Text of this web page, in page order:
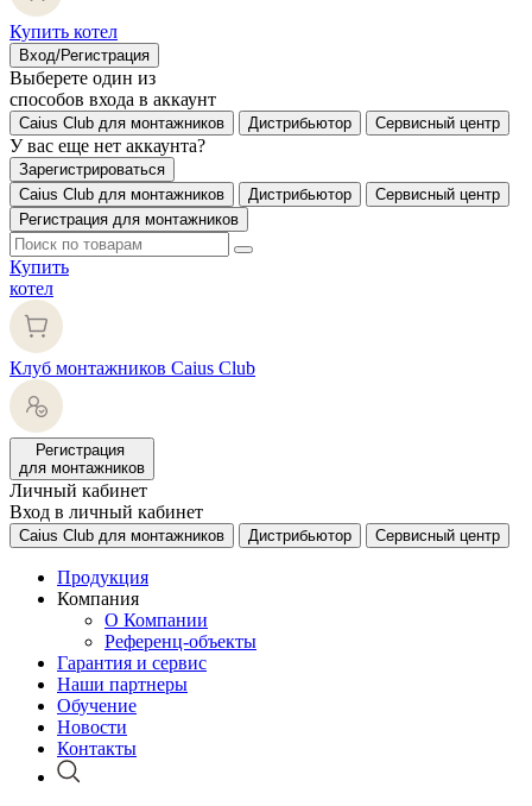
Купить котел
Вход/Регистрация
Выберете один из
способов входа в аккаунт
Caius Club для монтажников Дистрибьютор Сервисный центр
У вас еще нет аккаунта?
Зарегистрироваться
Caius Club для монтажников
Дистрибьютор
Сервисный центр
Регистрация для монтажников
Купить
котел
Клуб монтажников Caius Club
Регистрация
для монтажников
Личный кабинет
Вход в личный кабинет
Caius Club для монтажников Дистрибьютор Сервисный центр
Продукция
Компания
О Компании
Референц-объекты
Гарантия и сервис
Наши партнеры
Обучение
Новости
Контакты